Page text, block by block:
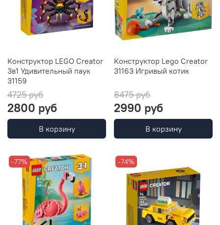
Конструктор LEGO Creator
3в1 Удивительный паук
31159
4725 руб
2800 руб
В корзину
Конструктор Lego Creator
31163 Игривый котик
8475 руб
2990 руб
В корзину
-77% -74%